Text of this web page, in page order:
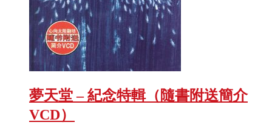
夢天堂 – 紀念特輯（隨書附送簡介
VCD）